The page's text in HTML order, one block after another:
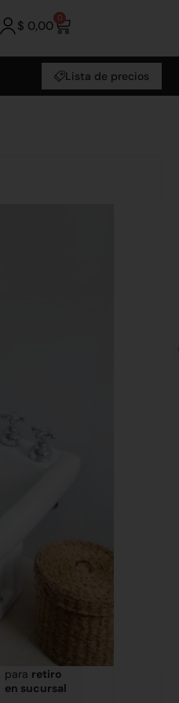
$ 0,00 0
Lista de precios
Disponible
para retiro
en sucursal